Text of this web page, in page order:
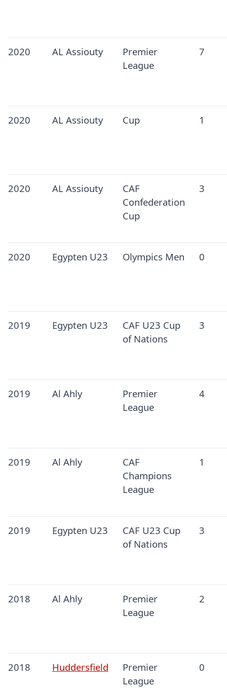
2020 AL Assiouty
Premier
League
7
2020 AL Assiouty Cup 1
2020 AL Assiouty
CAF
Confederation
Cup
3
2020 Egypten U23 Olympics Men 0
2019 Egypten U23
CAF U23 Cup
of Nations
3
2019 Al Ahly
Premier
League
4
2019 Al Ahly
CAF
Champions
League
1
2019 Egypten U23
CAF U23 Cup
of Nations
3
2018 Al Ahly
Premier
League
2
2018 Huddersfield
Premier
League
0